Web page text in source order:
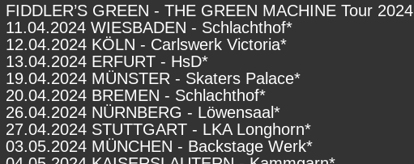
FIDDLER’S GREEN - THE GREEN MACHINE Tour 2024
11.04.2024 WIESBADEN - Schlachthof*
12.04.2024 KÖLN - Carlswerk Victoria*
13.04.2024 ERFURT - HsD*
19.04.2024 MÜNSTER - Skaters Palace*
20.04.2024 BREMEN - Schlachthof*
26.04.2024 NÜRNBERG - Löwensaal*
27.04.2024 STUTTGART - LKA Longhorn*
03.05.2024 MÜNCHEN - Backstage Werk*